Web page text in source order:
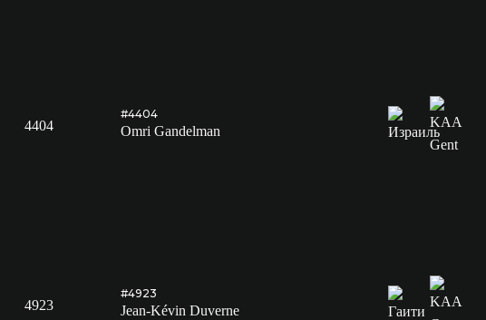
4404
#4404
Omri Gandelman
4923
#4923
Jean-Kévin Duverne